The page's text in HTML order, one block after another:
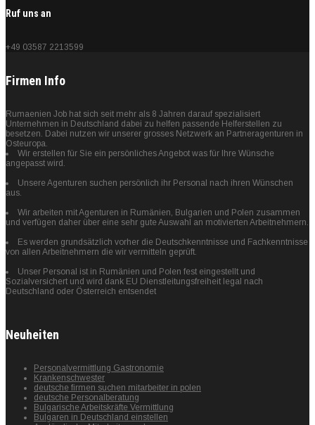
Ruf uns an
+49 03587 2213599
Firmen Info
Rumaenien Job hat sich seit mehr als 8 Jahren darauf spezialisiert
Unternehmen in Deutschland dabei zu helfen passende Helferstellen zu
besetzen. Dabei nutzen wir unserer grosses Netzwerk an Partneragenturen in
Osteuropa.
Wir erstellen für Sie ein persönliches Angebot was für Ihre Wünsche
angepasst wird.
Unsere Agenturen suchen persönlich ihr Personal nach ihren Wünschen
aus.
Wir arbeiten mit Agenturen in Rumänien, Bulgarien und Polen zusammen
und verfügen daher über eine sehr gute Auswahl an motivierten Arbeitnehmern.
Es werden grundsätzlich vorher die Deutschkenntnisse und Fachkenntnisse
von allen Arbeitnehmern die wir vermitteln geprüft.
Unser Personal ist in Rumänien und Polen fest eingestellt und
Sozialversichert und wird dank EU Dienstleitungsfreiheit legal nach
Deutschland oder Österreich entsendet
Neuheiten
Personalvermittlung Gastronomie
Krankenschwester
deutsche firmen suchen mitarbeiter in polen
deutsche Personalberatung
Bulgarische Arbeitskräfte Vermittlung
Bulgaren in Deutschland einstellen